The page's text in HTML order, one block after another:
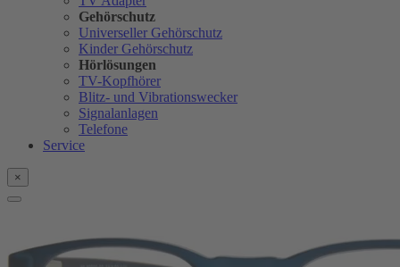
Gehörschutz
Universeller Gehörschutz
Kinder Gehörschutz
Hörlösungen
TV-Kopfhörer
Blitz- und Vibrationswecker
Signalanlagen
Telefone
Service
×